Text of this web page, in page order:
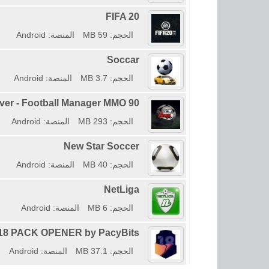
FIFA 20
الحجم: 59 MB المنصة: Android
Soccar
الحجم: 3.7 MB المنصة: Android
90 Minute Fever - Football Manager MMO
الحجم: 293 MB المنصة: Android
New Star Soccer
الحجم: 40 MB المنصة: Android
NetLiga
الحجم: 6 MB المنصة: Android
PACK OPENER by PacyBits
الحجم: 37.1 MB المنصة: Android